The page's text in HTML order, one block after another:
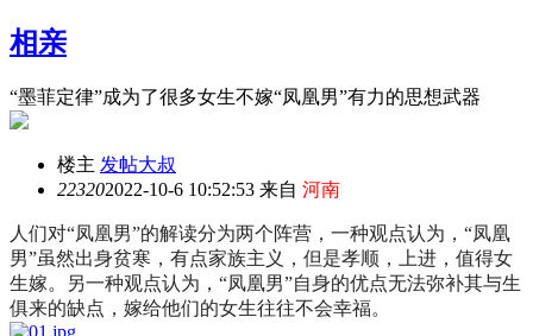
相亲
“墨菲定律”成为了很多女生不嫁“凤凰男”有力的思想武器
楼主 发帖大叔
223202022-10-6 10:52:53 来自 河南
人们对“凤凰男”的解读分为两个阵营，一种观点认为，“凤凰
男”虽然出身贫寒，有点家族主义，但是孝顺，上进，值得女
生嫁。另一种观点认为，“凤凰男”自身的优点无法弥补其与生
俱来的缺点，嫁给他们的女生往往不会幸福。